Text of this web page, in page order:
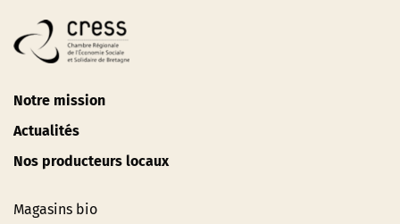
Notre mission
Actualités
Nos producteurs locaux
Magasins bio